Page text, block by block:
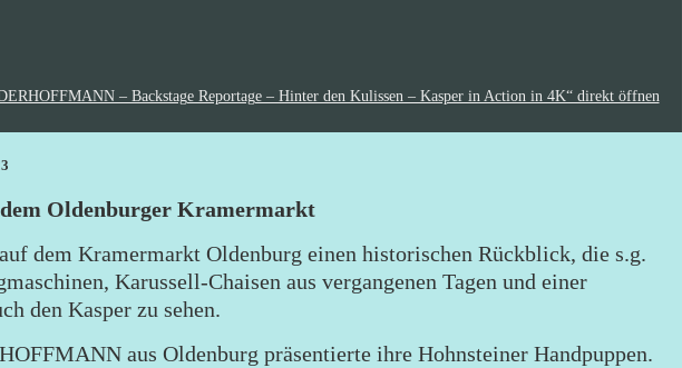
– Backstage Reportage – Hinter den Kulissen – Kasper in Action in 4K“ direkt öffnen
Oldenburger Kramermarkt
dem Kramermarkt Oldenburg einen historischen Rückblick, die s.g.
Karussell-Chaisen aus vergangenen Tagen und einer
den Kasper zu sehen.
aus Oldenburg präsentierte ihre Hohnsteiner Handpuppen.